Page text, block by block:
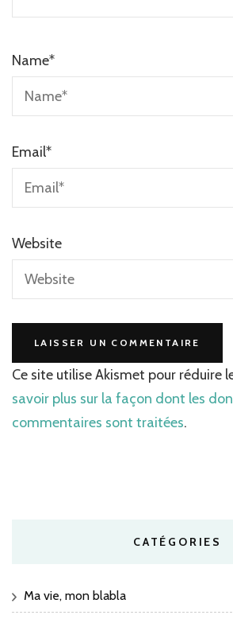
Name*
Email*
Website
Ce site utilise Akismet pour réduire
savoir plus sur la façon dont les
commentaires sont traitées.
CATÉGORIES
Ma vie, mon blabla